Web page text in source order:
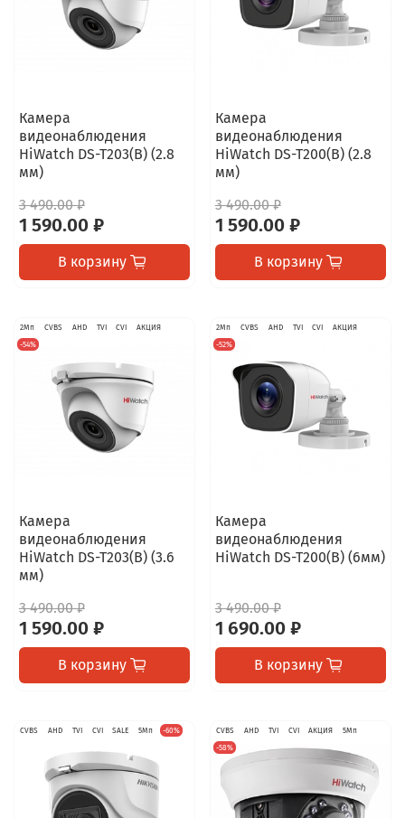
Камера
видеонаблюдения
HiWatch DS-T203(B) (2.8
мм)
3 490.00 ₽
1 590.00 ₽
В корзину
Камера
видеонаблюдения
HiWatch DS-T200(B) (2.8
мм)
3 490.00 ₽
1 590.00 ₽
В корзину
2Мп CVBS AHD TVI CVI
АКЦИЯ
-54%
Камера
видеонаблюдения
HiWatch DS-T203(B) (3.6
мм)
3 490.00 ₽
1 590.00 ₽
В корзину
2Мп CVBS AHD TVI CVI
АКЦИЯ
-52%
Камера
видеонаблюдения
HiWatch DS-T200(B) (6мм)
3 490.00 ₽
1 690.00 ₽
В корзину
CVBS AHD TVI CVI SALE 5Мп -60% CVBS AHD TVI CVI АКЦИЯ
5Мп
-58%